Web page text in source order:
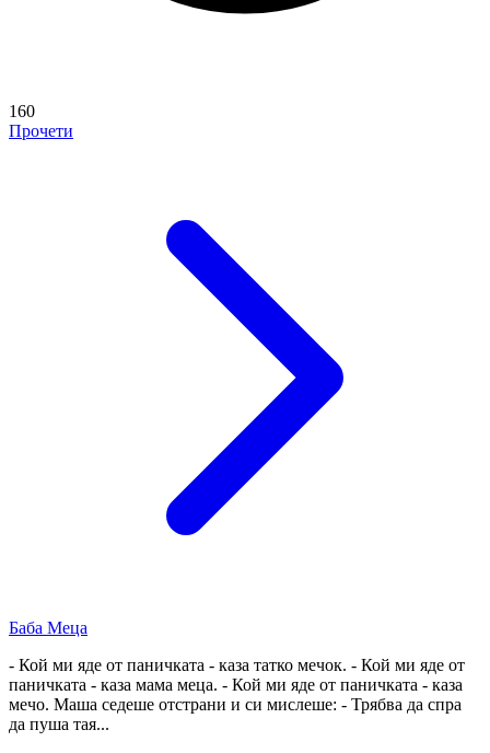
160
Прочети
Баба Меца
- Кой ми яде от паничката - каза татко мечок. - Кой ми яде от
паничката - каза мама меца. - Кой ми яде от паничката - каза
мечо. Маша седеше отстрани и си мислеше: - Трябва да спра
да пуша тая...